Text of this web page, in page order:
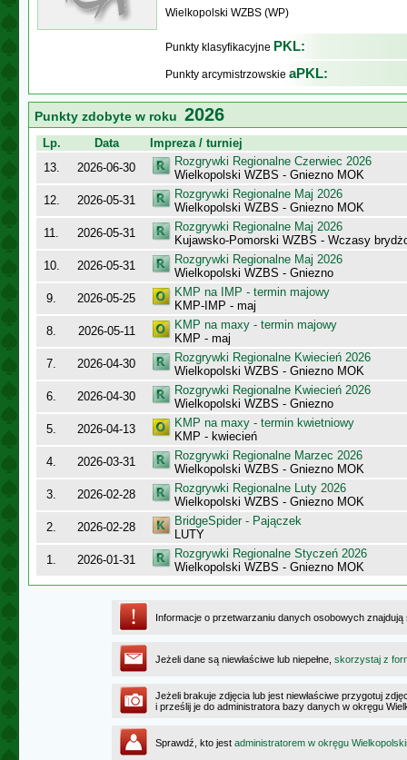
Wielkopolski WZBS (WP)
Punkty klasyfikacyjne PKL:
Punkty arcymistrzowskie aPKL:
Punkty zdobyte w roku 2026
Lp. Data
Impreza / turniej
13.
2026-06-30
Rozgrywki Regionalne Czerwiec 2026
Wielkopolski WZBS - Gniezno MOK
12.
2026-05-31
Rozgrywki Regionalne Maj 2026
Wielkopolski WZBS - Gniezno MOK
11.
2026-05-31
Rozgrywki Regionalne Maj 2026
Kujawsko-Pomorski WZBS - Wczasy
10.
2026-05-31
Rozgrywki Regionalne Maj 2026
Wielkopolski WZBS - Gniezno
9.
2026-05-25
KMP na IMP - termin majowy
KMP-IMP - maj
8.
2026-05-11
KMP na maxy - termin majowy
KMP - maj
7.
2026-04-30
Rozgrywki Regionalne Kwiecień 2026
Wielkopolski WZBS - Gniezno MOK
6.
2026-04-30
Rozgrywki Regionalne Kwiecień 2026
Wielkopolski WZBS - Gniezno
5.
2026-04-13
KMP na maxy - termin kwietniowy
KMP - kwiecień
4.
2026-03-31
Rozgrywki Regionalne Marzec 2026
Wielkopolski WZBS - Gniezno MOK
3.
2026-02-28
Rozgrywki Regionalne Luty 2026
Wielkopolski WZBS - Gniezno MOK
2.
2026-02-28
BridgeSpider - Pajączek
LUTY
1.
2026-01-31
Rozgrywki Regionalne Styczeń 2026
Wielkopolski WZBS - Gniezno MOK
Informacje o przetwarzaniu danych osobowych
Jeżeli dane są niewłaściwe lub niepełne, skorzystaj z
Jeżeli brakuje zdjęcia lub jest niewłaściwe przygotuj
i prześlij je do administratora bazy danych w okręgu
Sprawdź, kto jest administratorem w okręgu